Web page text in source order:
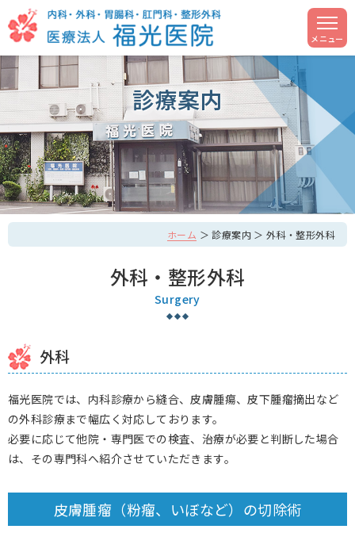
診療案内
ホーム ＞ 診療案内 ＞ 外科・整形外科
外科・整形外科
Surgery
外科
福光医院では、内科診療から縫合、皮膚腫瘍、皮下腫瘤摘出など
の外科診療まで幅広く対応しております。
必要に応じて他院・専門医での検査、治療が必要と判断した場合
は、その専門科へ紹介させていただきます。
皮膚腫瘤（粉瘤、いぼなど）の切除術